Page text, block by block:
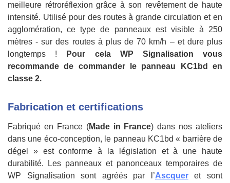
meilleure rétroréflexion grâce à son revêtement de haute
intensité. Utilisé pour des routes à grande circulation et en
agglomération, ce type de panneaux est visible à 250
mètres - sur des routes à plus de 70 km/h – et dure plus
longtemps !
Pour cela WP Signalisation vous
recommande de commander le panneau KC1bd en
classe 2.
Fabrication et certifications
Fabriqué en France (Made in France) dans nos ateliers
dans une éco-conception, le panneau KC1bd « barrière de
dégel » est conforme à la législation et à une haute
durabilité. Les panneaux et panonceaux temporaires de
WP Signalisation sont agréés par l’Ascqueret sont